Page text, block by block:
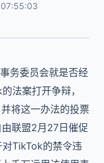
务委员会就是否经
法案打开争辩，
将这一办法的投票
联盟2月27日催促
TikTok的禁令违